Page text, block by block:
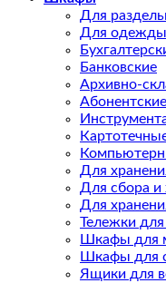
Для
Для одежды
Банковские
Архивно-
Абонентские
Для
Для сбора и
Для
Тележки для
Шкафы для
Шкафы для
Ящики для